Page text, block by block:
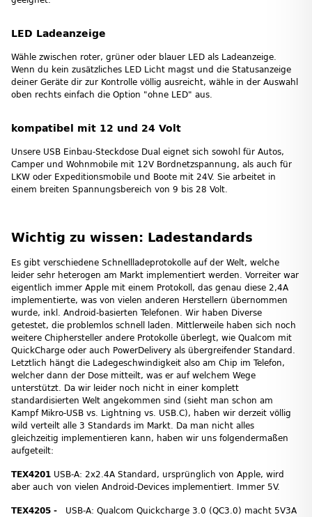
LED Ladeanzeige
Wähle zwischen roter, grüner oder blauer LED als Ladeanzeige.
Wenn du kein zusätzliches LED Licht magst und die Statusanzeige
deiner Geräte dir zur Kontrolle völlig ausreicht, wähle in der Auswahl
oben rechts einfach die Option "ohne LED" aus.
kompatibel mit 12 und 24 Volt
Unsere USB Einbau-Steckdose Dual eignet sich sowohl für Autos,
Camper und Wohnmobile mit 12V Bordnetzspannung, als auch für
LKW oder Expeditionsmobile und Boote mit 24V. Sie arbeitet in
einem breiten Spannungsbereich von 9 bis 28 Volt.
Wichtig zu wissen: Ladestandards
Es gibt verschiedene Schnellladeprotokolle auf der Welt, welche
leider sehr heterogen am Markt implementiert werden. Vorreiter war
eigentlich immer Apple mit einem Protokoll, das genau diese 2,4A
implementierte, was von vielen anderen Herstellern übernommen
wurde, inkl. Android-basierten Telefonen. Wir haben Diverse
getestet, die problemlos schnell laden. Mittlerweile haben sich noch
weitere Chiphersteller andere Protokolle überlegt, wie Qualcom mit
QuickCharge oder auch PowerDelivery als übergreifender Standard.
Letztlich hängt die Ladegeschwindigkeit also am Chip im Telefon,
welcher dann der Dose mitteilt, was er auf welchem Wege
unterstützt. Da wir leider noch nicht in einer komplett
standardisierten Welt angekommen sind (sieht man schon am
Kampf Mikro-USB vs. Lightning vs. USB.C), haben wir derzeit völlig
wild verteilt alle 3 Standards im Markt. Da man nicht alles
gleichzeitig implementieren kann, haben wir uns folgendermaßen
aufgeteilt:
TEX4201 USB-A: 2x2.4A Standard, ursprünglich von Apple, wird
aber auch von vielen Android-Devices implementiert. Immer 5V.
TEX4205 -
USB-A: Qualcom Quickcharge 3.0 (QC3.0) macht 5V3A